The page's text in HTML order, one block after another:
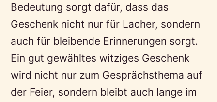
Bedeutung sorgt dafür, dass das
Geschenk nicht nur für Lacher, sondern
auch für bleibende Erinnerungen sorgt.
Ein gut gewähltes witziges Geschenk
wird nicht nur zum Gesprächsthema auf
der Feier, sondern bleibt auch lange im